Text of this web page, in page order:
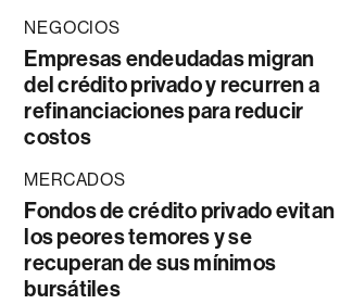
NEGOCIOS
Empresas endeudadas migran
del crédito privado y recurren a
refinanciaciones para reducir
costos
MERCADOS
Fondos de crédito privado evitan
los peores temores y se
recuperan de sus mínimos
bursátiles